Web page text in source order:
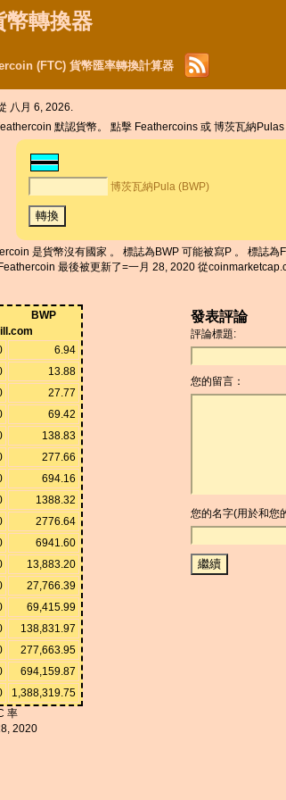
轉換器
(FTC) 貨幣匯率轉換計算器
八月 6, 2026.
默認貨幣。 點擊 Feathercoins 或 博茨瓦納Pulas
博茨瓦納Pula (BWP)
是貨幣沒有國家 。 標誌為BWP 可能被寫P 。 標誌
最後被更新了=一月 28, 2020 從
BWP
6.94
13.88
27.77
69.42
138.83
277.66
694.16
1388.32
2776.64
6941.60
13,883.20
27,766.39
69,415.99
138,831.97
277,663.95
694,159.87
1,388,319.75
率
2020
發表評論
評論標題:
您的留言：
您的名字(用於和您